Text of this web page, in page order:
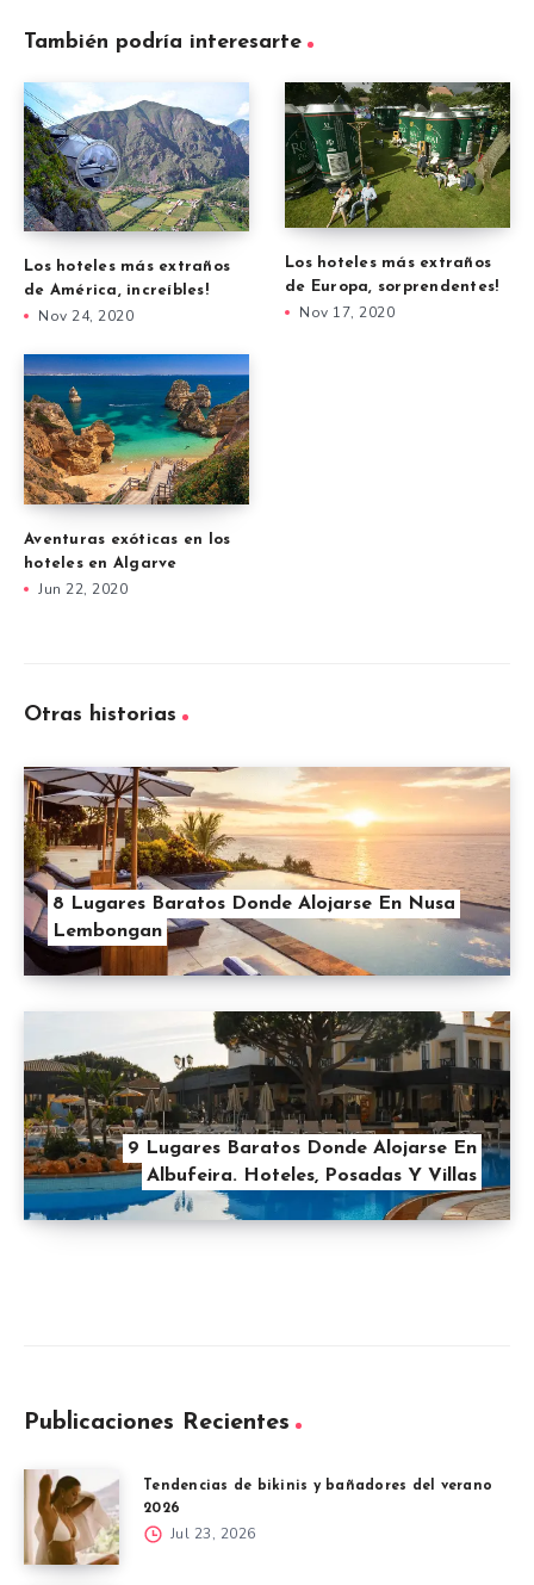
También podría interesarte
Los hoteles más extraños
de América, increíbles!
Nov 24, 2020
Los hoteles más extraños
de Europa, sorprendentes!
Nov 17, 2020
Aventuras exóticas en los
hoteles en Algarve
Jun 22, 2020
Otras historias
8 Lugares Baratos Donde Alojarse En Nusa
Lembongan
9 Lugares Baratos Donde Alojarse En
Albufeira. Hoteles, Posadas Y Villas
Publicaciones Recientes
Tendencias de bikinis y bañadores del verano
2026
Jul 23, 2026